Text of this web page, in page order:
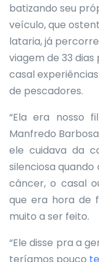
batizando seu
veículo, que
lataria, já
viagem de 33
casal
de pescadores.
“Ela era nosso
Manfredo
ele cuidava da
silenciosa quando
câncer, o casal
que era hora de
muito a ser feito.
“Ele disse pra a